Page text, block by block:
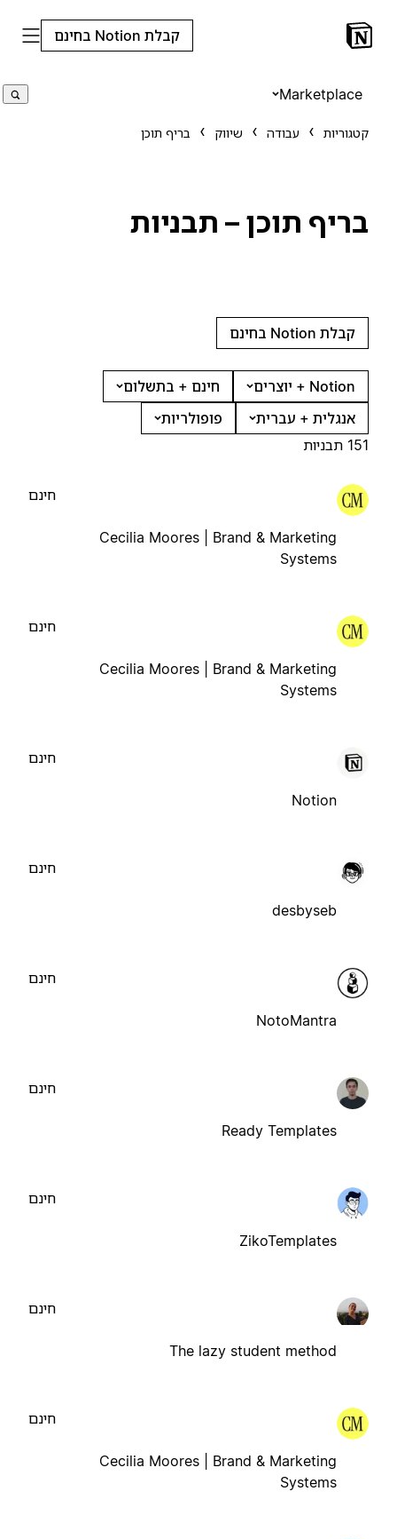
קבלת Notion בחינם
Marketplace
קטגוריות עבודה שיווק בריף תוכן
בריף תוכן – תבניות
קבלת Notion בחינם
Notion + יוצרים
חינם + בתשלום
אנגלית + עברית
פופולריות
151 תבניות
Cecilia Moores | Brand & Marketing
Systems
חינם
Cecilia Moores | Brand & Marketing
Systems
חינם
Notion
חינם
desbyseb
חינם
NotoMantra
חינם
Ready Templates
חינם
ZikoTemplates
חינם
The lazy student method
חינם
Cecilia Moores | Brand & Marketing
Systems
חינם